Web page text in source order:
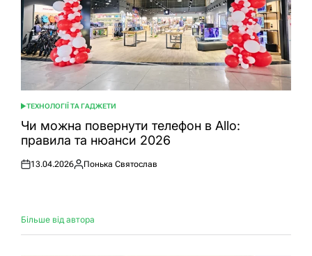
ОПУБЛІКУВАТИ
У
ТЕХНОЛОГІЇ ТА ГАДЖЕТИ
Чи можна повернути телефон в Allo:
правила та нюанси 2026
Оприлюднено
13.04.2026
Опубліковано
Понька Святослав
Більше від автора